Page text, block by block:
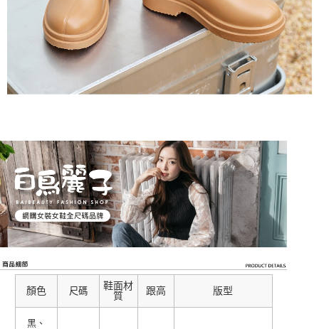
顏色 尺碼
鞋面材
質
跟高 版型
黑、